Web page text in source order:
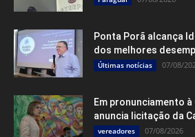
Ponta Porã alcança
dos melhores
Últimas notícias 07/08/
Em pronunciamento
anuncia licitação da
vereadores 07/08/2026